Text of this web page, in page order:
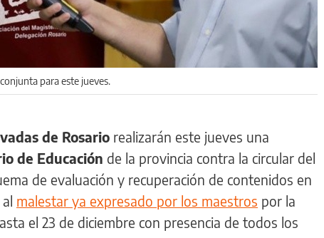
para este jueves.
de Rosario realizarán este jueves una
de Educación de la provincia contra la circular del
de evaluación y recuperación de contenidos en
malestar ya expresado por los maestros por la
el 23 de diciembre con presencia de todos los